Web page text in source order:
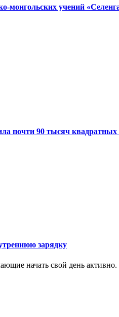
монгольских учений
почти 90 тысяч квадратных
зарядку
начать свой день